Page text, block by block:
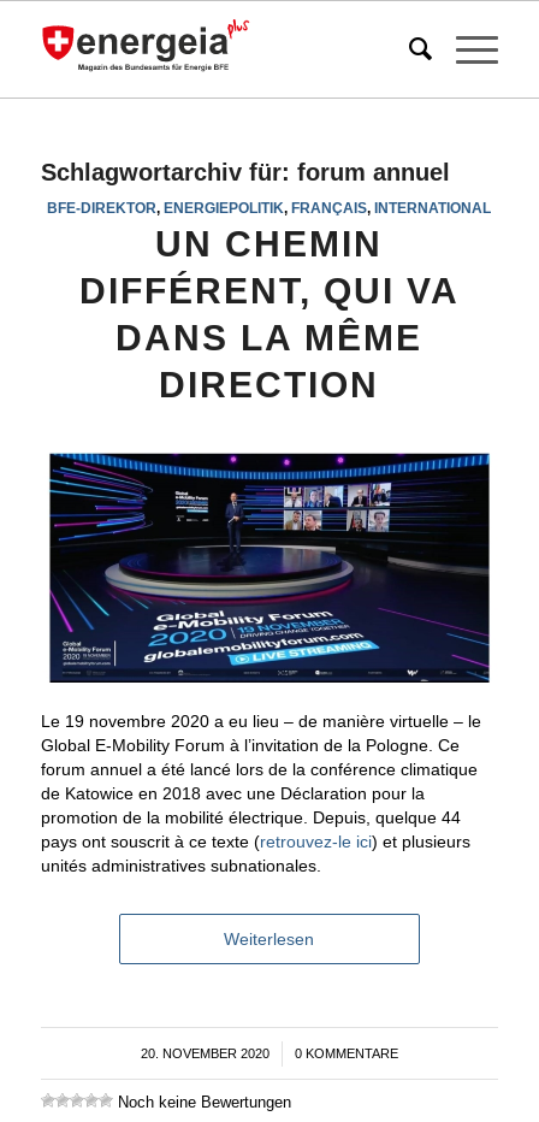
Schlagwortarchiv für: forum annuel
BFE-DIREKTOR,ENERGIEPOLITIK,FRANÇAIS,INTERNATIONAL
UN CHEMIN
DIFFÉRENT, QUI VA
DANS LA MÊME
DIRECTION
Le 19 novembre 2020 a eu lieu – de manière virtuelle – le
Global E-Mobility Forum à l’invitation de la Pologne. Ce
forum annuel a été lancé lors de la conférence climatique
de Katowice en 2018 avec une Déclaration pour la
promotion de la mobilité électrique. Depuis, quelque 44
pays ont souscrit à ce texte (retrouvez-le ici) et plusieurs
unités administratives subnationales.
Weiterlesen
20. NOVEMBER 2020
/ 0 KOMMENTARE
Noch keine Bewertungen